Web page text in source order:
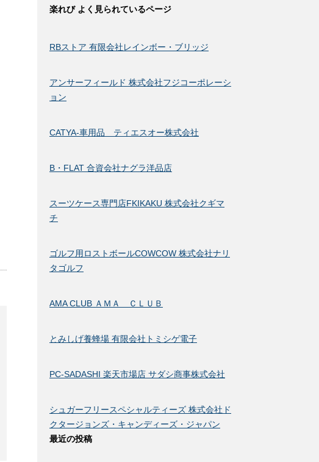
楽れび よく見られているページ
RBストア 有限会社レインボー・ブリッジ
アンサーフィールド 株式会社フジコーポレーシ
ョン
CATYA-車用品 ティエスオー株式会社
B・FLAT 合資会社ナグラ洋品店
スーツケース専門店FKIKAKU 株式会社クギマ
チ
ゴルフ用ロストボールCOWCOW 株式会社ナリ
タゴルフ
AMA CLUB ＡＭＡ ＣＬＵＢ
とみしげ養蜂場 有限会社トミシゲ電子
PC-SADASHI 楽天市場店 サダシ商事株式会社
シュガーフリースペシャルティーズ 株式会社ド
クタージョンズ・キャンディーズ・ジャパン
最近の投稿